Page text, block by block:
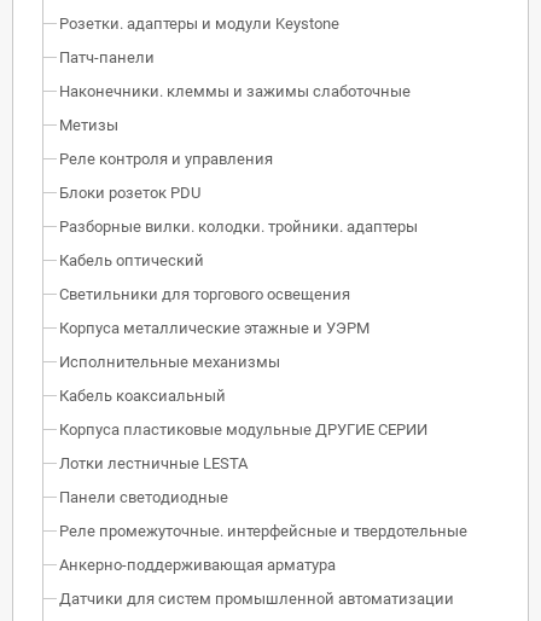
Розетки. адаптеры и модули Keystone
Патч-панели
Наконечники. клеммы и зажимы слаботочные
Метизы
Реле контроля и управления
Блоки розеток PDU
Разборные вилки. колодки. тройники. адаптеры
Кабель оптический
Светильники для торгового освещения
Корпуса металлические этажные и УЭРМ
Исполнительные механизмы
Кабель коаксиальный
Корпуса пластиковые модульные ДРУГИЕ СЕРИИ
Лотки лестничные LESTA
Панели светодиодные
Реле промежуточные. интерфейсные и твердотельные
Анкерно-поддерживающая арматура
Датчики для систем промышленной автоматизации